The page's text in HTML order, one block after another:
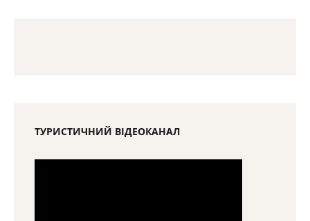
ТУРИСТИЧНИЙ ВІДЕОКАНАЛ